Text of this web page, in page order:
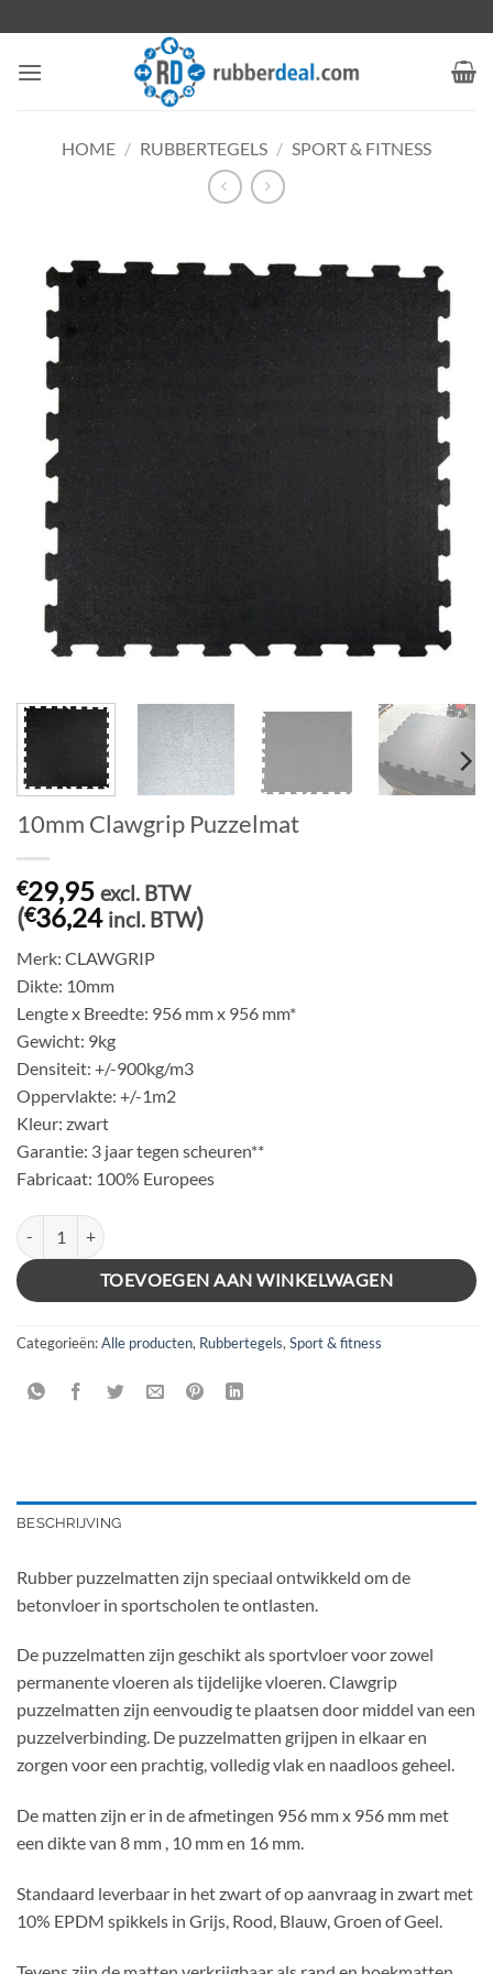
naar
inhoud
HOME / RUBBERTEGELS / SPORT & FITNESS
10mm Clawgrip Puzzelmat
€29,95 excl. BTW
(€36,24 incl. BTW)
Merk: CLAWGRIP
Dikte: 10mm
Lengte x Breedte: 956 mm x 956 mm*
Gewicht: 9kg
Densiteit: +/-900kg/m3
Oppervlakte: +/-1m2
Kleur: zwart
Garantie: 3 jaar tegen scheuren**
Fabricaat: 100% Europees
10mm Clawgrip Puzzelmat aantal
TOEVOEGEN AAN WINKELWAGEN
Categorieën:Alle producten, Rubbertegels, Sport & fitness
BESCHRIJVING
Rubber puzzelmatten zijn speciaal ontwikkeld om de
betonvloer in sportscholen te ontlasten.
De puzzelmatten zijn geschikt als sportvloer voor zowel
permanente vloeren als tijdelijke vloeren. Clawgrip
puzzelmatten zijn eenvoudig te plaatsen door middel van een
puzzelverbinding. De puzzelmatten grijpen in elkaar en
zorgen voor een prachtig, volledig vlak en naadloos geheel.
De matten zijn er in de afmetingen 956 mm x 956 mm met
een dikte van 8 mm , 10 mm en 16 mm.
Standaard leverbaar in het zwart of op aanvraag in zwart met
10% EPDM spikkels in Grijs, Rood, Blauw, Groen of Geel.